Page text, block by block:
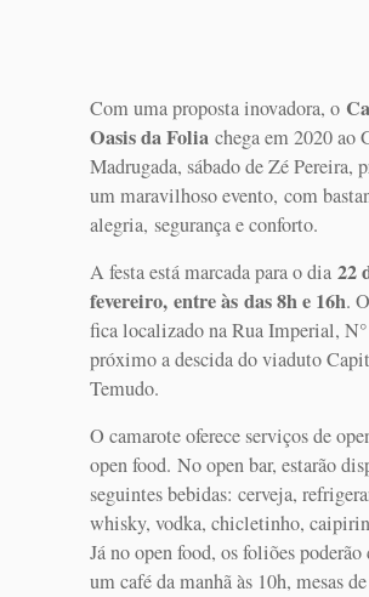
Com uma proposta inovadora, o
Oasis da Folia chega em 2020 ao
Madrugada, sábado de Zé Pereira,
um maravilhoso evento, com
alegria, segurança e conforto.
A festa está marcada para o dia 22
fevereiro, entre às das 8h e 16h.
fica localizado na Rua Imperial,
próximo a descida do viaduto
Temudo.
O camarote oferece serviços de
open food. No open bar, estarão
seguintes bebidas: cerveja,
whisky, vodka, chicletinho,
Já no open food, os foliões poderão
um café da manhã às 10h, mesas